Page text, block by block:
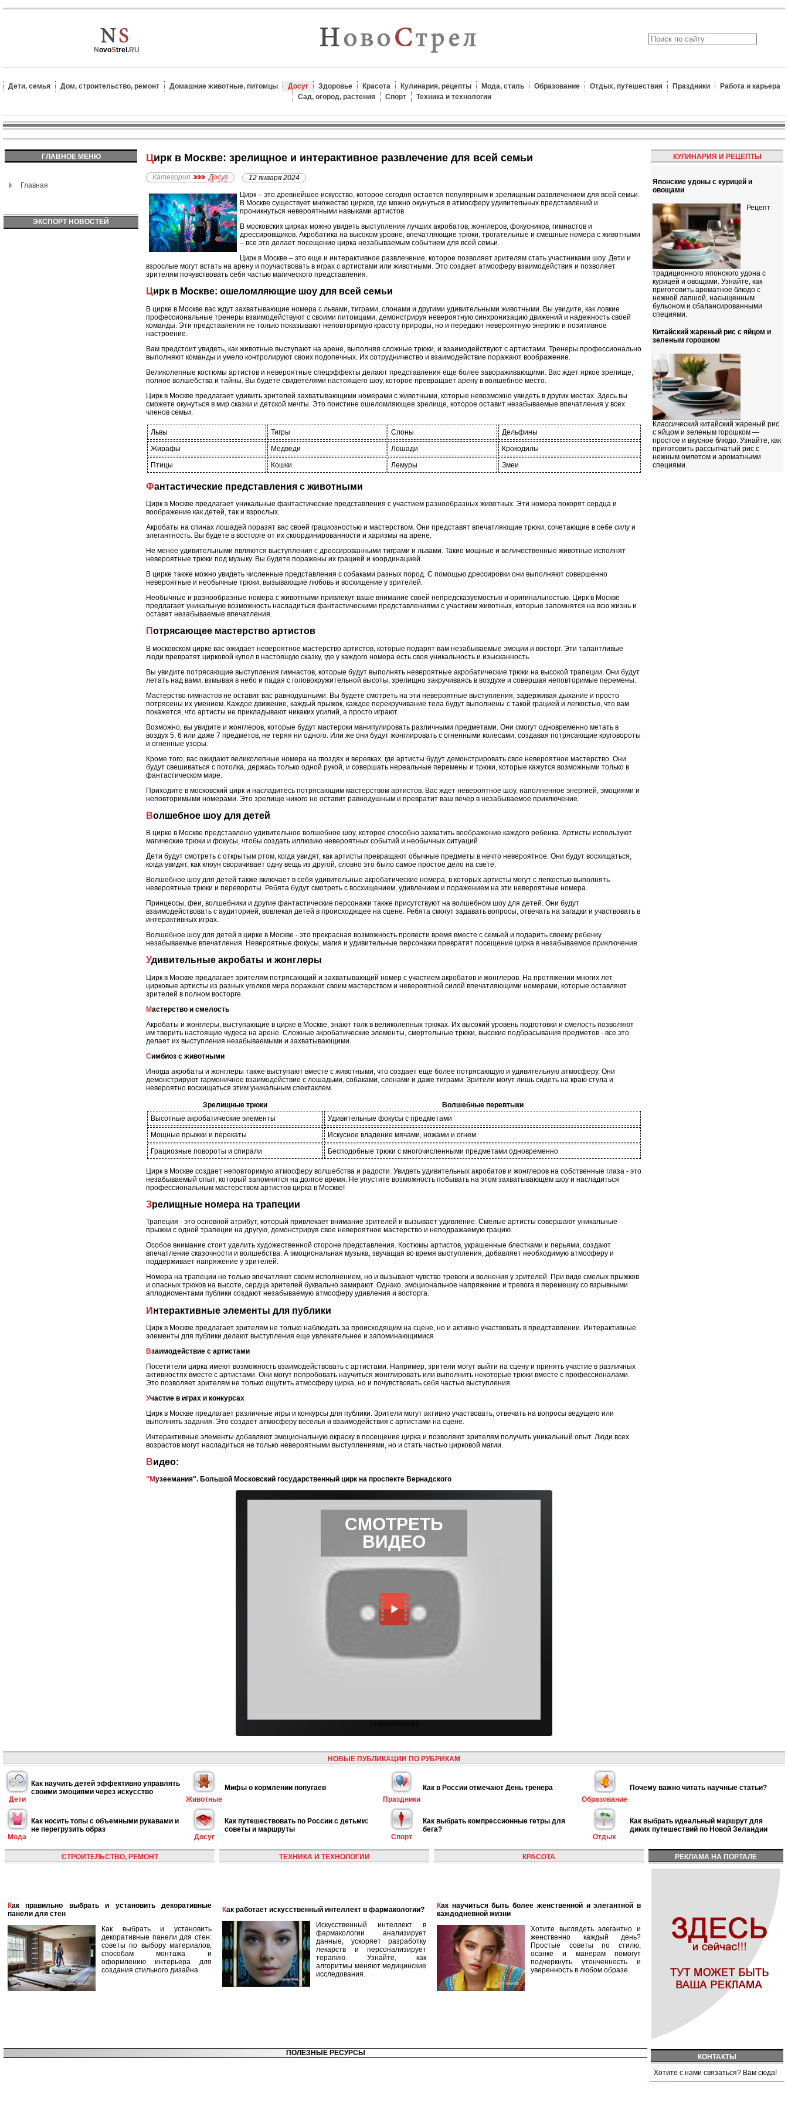
NovoStrel.RU
Дети, семья Дом, строительство, ремонт Домашние животные, питомцы Досуг Здоровье Красота Кулинария, рецепты Мода, стиль Образование Отдых, путешествия Праздники
Работа и карьера
Сад, огород, растения
Спорт Техника и технологии
ГЛАВНОЕ МЕНЮ
Главная
ЭКСПОРТ НОВОСТЕЙ
Цирк в Москве: зрелищное и интерактивное развлечение для всей семьи
Категория Досуг 12 января 2024
Цирк – это древнейшее искусство, которое сегодня остается популярным и зрелищным развлечением для всей семьи.
В Москве существует множество цирков, где можно окунуться в атмосферу удивительных представлений и
проникнуться невероятными навыками артистов.
В московских цирках можно увидеть выступления лучших акробатов, жонглеров, фокусников, гимнастов и
дрессировщиков. Акробатика на высоком уровне, впечатляющие трюки, трогательные и смешные номера с животными
– все это делает посещение цирка незабываемым событием для всей семьи.
Цирк в Москве – это еще и интерактивное развлечение, которое позволяет зрителям стать участниками шоу. Дети и
взрослые могут встать на арену и поучаствовать в играх с артистами или животными. Это создает атмосферу взаимодействия и позволяет
зрителям почувствовать себя частью магического представления.
Цирк в Москве: ошеломляющие шоу для всей семьи
В цирке в Москве вас ждут захватывающие номера с львами, тиграми, слонами и другими удивительными животными. Вы увидите, как ловкие
профессиональные тренеры взаимодействуют с своими питомцами, демонстрируя невероятную синхронизацию движений и надежность своей
команды. Эти представления не только показывают неповторимую красоту природы, но и передают невероятную энергию и позитивное
настроение.
Вам предстоит увидеть, как животные выступают на арене, выполняя сложные трюки, и взаимодействуют с артистами. Тренеры профессионально
выполняют команды и умело контролируют своих подопечных. Их сотрудничество и взаимодействие поражают воображение.
Великолепные костюмы артистов и невероятные спецэффекты делают представления еще более завораживающими. Вас ждет яркое зрелище,
полное волшебства и тайны. Вы будете свидетелями настоящего шоу, которое превращает арену в волшебное место.
Цирк в Москве предлагает удивить зрителей захватывающими номерами с животными, которые невозможно увидеть в других местах. Здесь вы
сможете окунуться в мир сказки и детской мечты. Это поистине ошеломляющее зрелище, которое оставит незабываемые впечатления у всех
членов семьи.
Львы Тигры Слоны
Дельфины
Жирафы
Медведи Лошади
Крокодилы
Птицы
Кошки Лемуры Змеи
Фантастические представления с животными
Цирк в Москве предлагает уникальные фантастические представления с участием разнообразных животных. Эти номера покорят сердца и
воображение как детей, так и взрослых.
Акробаты на спинах лошадей поразят вас своей грациозностью и мастерством. Они представят впечатляющие трюки, сочетающие в себе силу и
элегантность. Вы будете в восторге от их скоординированности и харизмы на арене.
Не менее удивительными являются выступления с дрессированными тиграми и львами. Такие мощные и величественные животные исполнят
невероятные трюки под музыку. Вы будете поражены их грацией и координацией.
В цирке также можно увидеть численные представления с собаками разных пород. С помощью дрессировки они выполняют совершенно
невероятные и необычные трюки, вызывающие любовь и восхищение у зрителей.
Необычные и разнообразные номера с животными привлекут ваше внимание своей непредсказуемостью и оригинальностью. Цирк в Москве
предлагает уникальную возможность насладиться фантастическими представлениями с участием животных, которые запомнятся на всю жизнь и
оставят незабываемые впечатления.
Потрясающее мастерство артистов
В московском цирке вас ожидает невероятное мастерство артистов, которые подарят вам незабываемые эмоции и восторг. Эти талантливые
люди превратят цирковой купол в настоящую сказку, где у каждого номера есть своя уникальность и изысканность.
Вы увидите потрясающие выступления гимнастов, которые будут выполнять невероятные акробатические трюки на высокой трапеции. Они будут
летать над вами, взмывая в небо и падая с головокружительной высоты, зрелищно закручиваясь в воздухе и совершая неповторимые перемены.
Мастерство гимнастов не оставит вас равнодушными. Вы будете смотреть на эти невероятные выступления, задерживая дыхание и просто
потрясены их умением. Каждое движение, каждый прыжок, каждое перекручивание тела будут выполнены с такой грацией и легкостью, что вам
покажется, что артисты не прикладывают никаких усилий, а просто играют.
Возможно, вы увидите и жонглеров, которые будут мастерски манипулировать различными предметами. Они смогут одновременно метать в
воздух 5, 6 или даже 7 предметов, не теряя ни одного. Или же они будут жонглировать с огненными колесами, создавая потрясающие круговороты
и огненные узоры.
Кроме того, вас ожидают великолепные номера на гвоздях и веревках, где артисты будут демонстрировать свое невероятное мастерство. Они
будут свешиваться с потолка, держась только одной рукой, и совершать нереальные перемены и трюки, которые кажутся возможными только в
фантастическом мире.
Приходите в московский цирк и насладитесь потрясающим мастерством артистов. Вас ждет невероятное шоу, наполненное энергией, эмоциями и
неповторимыми номерами. Это зрелище никого не оставит равнодушным и превратит ваш вечер в незабываемое приключение.
Волшебное шоу для детей
В цирке в Москве представлено удивительное волшебное шоу, которое способно захватить воображение каждого ребенка. Артисты используют
магические трюки и фокусы, чтобы создать иллюзию невероятных событий и необычных ситуаций.
Дети будут смотреть с открытым ртом, когда увидят, как артисты превращают обычные предметы в нечто невероятное. Они будут восхищаться,
когда увидят, как клоун сворачивает одну вещь из другой, словно это было самое простое дело на свете.
Волшебное шоу для детей также включает в себя удивительные акробатические номера, в которых артисты могут с легкостью выполнять
невероятные трюки и перевороты. Ребята будут смотреть с восхищением, удивлением и поражением на эти невероятные номера.
Принцессы, феи, волшебники и другие фантастические персонажи также присутствуют на волшебном шоу для детей. Они будут
взаимодействовать с аудиторией, вовлекая детей в происходящее на сцене. Ребята смогут задавать вопросы, отвечать на загадки и участвовать в
интерактивных играх.
Волшебное шоу для детей в цирке в Москве - это прекрасная возможность провести время вместе с семьей и подарить своему ребенку
незабываемые впечатления. Невероятные фокусы, магия и удивительные персонажи превратят посещение цирка в незабываемое приключение.
Удивительные акробаты и жонглеры
Цирк в Москве предлагает зрителям потрясающий и захватывающий номер с участием акробатов и жонглеров. На протяжении многих лет
цирковые артисты из разных уголков мира поражают своим мастерством и невероятной силой впечатляющими номерами, которые оставляют
зрителей в полном восторге.
Мастерство и смелость
Акробаты и жонглеры, выступающие в цирке в Москве, знают толк в великолепных трюках. Их высокий уровень подготовки и смелость позволяют
им творить настоящие чудеса на арене. Сложные акробатические элементы, смертельные трюки, высокие подбрасывания предметов - все это
делает их выступления незабываемыми и захватывающими.
Симбиоз с животными
Иногда акробаты и жонглеры также выступают вместе с животными, что создает еще более потрясающую и удивительную атмосферу. Они
демонстрируют гармоничное взаимодействие с лошадьми, собаками, слонами и даже тиграми. Зрители могут лишь сидеть на краю стула и
невероятно восхищаться этим уникальным спектаклем.
Зрелищные трюки
Волшебные перевтыки
Высотные акробатические элементы
Удивительные фокусы с предметами
Мощные прыжки и перекаты
Искусное владение мячами, ножами и огнем
Грациозные повороты и спирали
Бесподобные трюки с многочисленными предметами одновременно
Цирк в Москве создает неповторимую атмосферу волшебства и радости. Увидеть удивительных акробатов и жонглеров на собственные глаза - это
незабываемый опыт, который запомнится на долгое время. Не упустите возможность побывать на этом захватывающем шоу и насладиться
профессиональным мастерством артистов цирка в Москве!
Зрелищные номера на трапеции
Трапеция - это основной атрибут, который привлекает внимание зрителей и вызывает удивление. Смелые артисты совершают уникальные
прыжки с одной трапеции на другую, демонстрируя свое невероятное мастерство и неподражаемую грацию.
Особое внимание стоит уделить художественной стороне представления. Костюмы артистов, украшенные блестками и перьями, создают
впечатление сказочности и волшебства. А эмоциональная музыка, звучащая во время выступления, добавляет необходимую атмосферу и
поддерживает напряжение у зрителей.
Номера на трапеции не только впечатляют своим исполнением, но и вызывают чувство тревоги и волнения у зрителей. При виде смелых прыжков
и опасных трюков на высоте, сердца зрителей буквально замирают. Однако, эмоциональное напряжение и тревога в перемешку со взрывными
аплодисментами публики создают незабываемую атмосферу удивления и восторга.
Интерактивные элементы для публики
Цирк в Москве предлагает зрителям не только наблюдать за происходящим на сцене, но и активно участвовать в представлении. Интерактивные
элементы для публики делают выступления еще увлекательнее и запоминающимися.
Взаимодействие с артистами
Посетители цирка имеют возможность взаимодействовать с артистами. Например, зрители могут выйти на сцену и принять участие в различных
активностях вместе с артистами. Они могут попробовать научиться жонглировать или выполнить некоторые трюки вместе с профессионалами.
Это позволяет зрителям не только ощутить атмосферу цирка, но и почувствовать себя частью выступления.
Участие в играх и конкурсах
Цирк в Москве предлагает различные игры и конкурсы для публики. Зрители могут активно участвовать, отвечать на вопросы ведущего или
выполнять задания. Это создает атмосферу веселья и взаимодействия с артистами на сцене.
Интерактивные элементы добавляют эмоциональную окраску в посещение цирка и позволяют зрителям получить уникальный опыт. Люди всех
возрастов могут насладиться не только невероятными выступлениями, но и стать частью цирковой магии.
Видео:
"Музеемания". Большой Московский государственный цирк на проспекте Вернадского
СМОТРЕТЬ
ВИДЕО
КУЛИНАРИЯ И РЕЦЕПТЫ
Японские удоны с курицей и
овощами
Рецепт
традиционного японского удона с
курицей и овощами. Узнайте, как
приготовить ароматное блюдо с
нежной лапшой, насыщенным
бульоном и сбалансированными
специями.
Китайский жареный рис с яйцом и
зеленым горошком
Классический китайский жареный рис
с яйцом и зеленым горошком —
простое и вкусное блюдо. Узнайте, как
приготовить рассыпчатый рис с
нежным омлетом и ароматными
специями.
НОВЫЕ ПУБЛИКАЦИИ ПО РУБРИКАМ
Дети
Как научить детей эффективно управлять
своими эмоциями через искусство
Животные
Мифы о кормлении попугаев
Праздники
Как в России отмечают День тренера
Образование
Почему важно читать научные статьи?
Мода
Как носить топы с объемными рукавами и
не перегрузить образ
Досуг
Как путешествовать по России с детьми:
советы и маршруты
Спорт
Как выбрать компрессионные гетры для
бега?
Отдых
Как выбрать идеальный маршрут для
диких путешествий по Новой Зеландии
СТРОИТЕЛЬСТВО, РЕМОНТ
Как правильно выбрать и установить декоративные
панели для стен
Как выбрать и установить
декоративные панели для стен:
советы по выбору материалов,
способам монтажа и
оформлению интерьера для
создания стильного дизайна.
ТЕХНИКА И ТЕХНОЛОГИИ
Как работает искусственный интеллект в фармакологии?
Искусственный интеллект в
фармакологии анализирует
данные, ускоряет разработку
лекарств и персонализирует
терапию. Узнайте, как
алгоритмы меняют медицинские
исследования.
КРАСОТА
Как научиться быть более женственной и элегантной в
каждодневной жизни
Хотите выглядеть элегантно и
женственно каждый день?
Простые советы по стилю,
осанке и манерам помогут
подчеркнуть утонченность и
уверенность в любом образе.
РЕКЛАМА НА ПОРТАЛЕ
ПОЛЕЗНЫЕ РЕСУРСЫ
КОНТАКТЫ
Хотите с нами связаться? Вам сюда!